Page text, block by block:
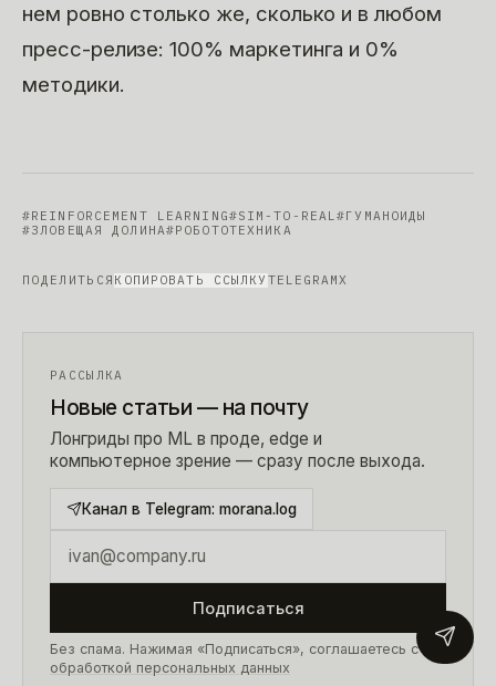
нем ровно столько же, сколько и в любом
пресс-релизе: 100% маркетинга и 0%
методики.
#REINFORCEMENT LEARNING#SIM-TO-REAL#ГУМАНОИДЫ
#ЗЛОВЕЩАЯ ДОЛИНА#РОБОТОТЕХНИКА
ПОДЕЛИТЬСЯ КОПИРОВАТЬ ССЫЛКУ TELEGRAMX
РАССЫЛКА
Новые статьи — на почту
Лонгриды про ML в проде, edge и
компьютерное зрение — сразу после выхода.
Канал в Telegram: morana.log
Подписаться
Без спама. Нажимая «Подписаться», соглашаетесь с
обработкой персональных данных